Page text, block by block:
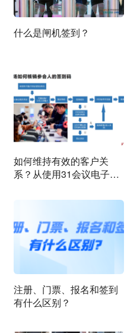
什么是闸机签到？
如何维持有效的客户关
系？从使用31会议电子签
注册、门票、报名和签到
有什么区别？